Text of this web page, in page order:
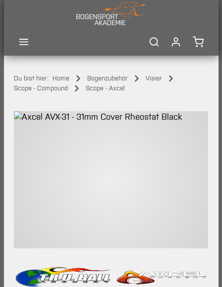
Du bist hier: Home Bogenzubehör
Visier
Scope - Compound
Scope - Axcel
Bildergalerie überspringen